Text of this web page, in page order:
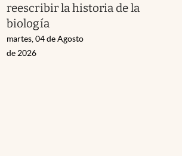
reescribir la historia de la
biología
martes, 04 de Agosto
de 2026